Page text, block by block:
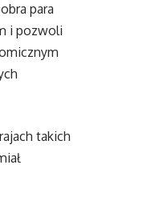
para
i pozwoli
takich